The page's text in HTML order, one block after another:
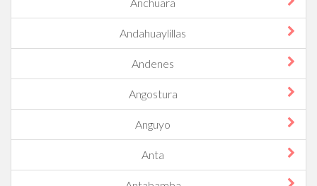
Andahuaylillas
Andenes
Angostura
Anguyo
Anta